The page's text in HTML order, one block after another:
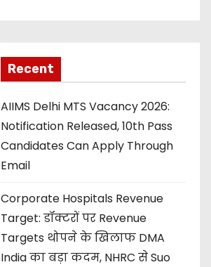
Recent
AIIMS Delhi MTS Vacancy 2026:
Notification Released, 10th Pass
Candidates Can Apply Through
Email
Corporate Hospitals Revenue
Target: डॉक्टरों पर Revenue
Targets थोपने के खिलाफ DMA
India का बड़ा कदम, NHRC से Suo